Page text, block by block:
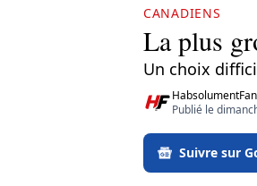
CANADIENS
La plus
Un choix
HabsolumentFan
Publié le
Suivre sur